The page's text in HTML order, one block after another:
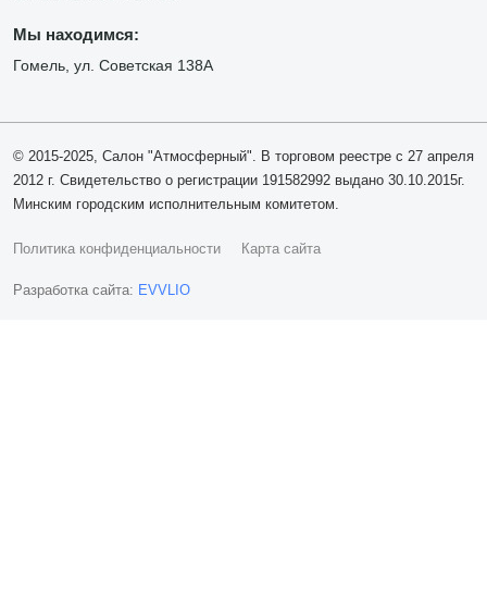
Мы находимся:
Гомель, ул. Советская 138А
© 2015-2025, Салон "Атмосферный". В торговом реестре с 27 апреля
2012 г. Свидетельство о регистрации 191582992 выдано 30.10.2015г.
Минским городским исполнительным комитетом.
Политика конфиденциальности Карта сайта
Разработка сайта: EVVLIO